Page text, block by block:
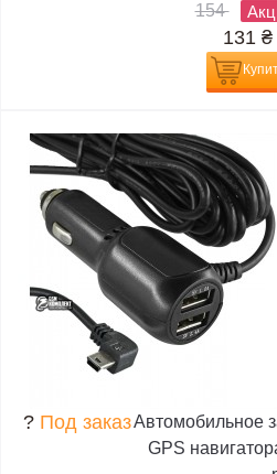
154
131 ₴
? Под заказАвтомобильное
GPS